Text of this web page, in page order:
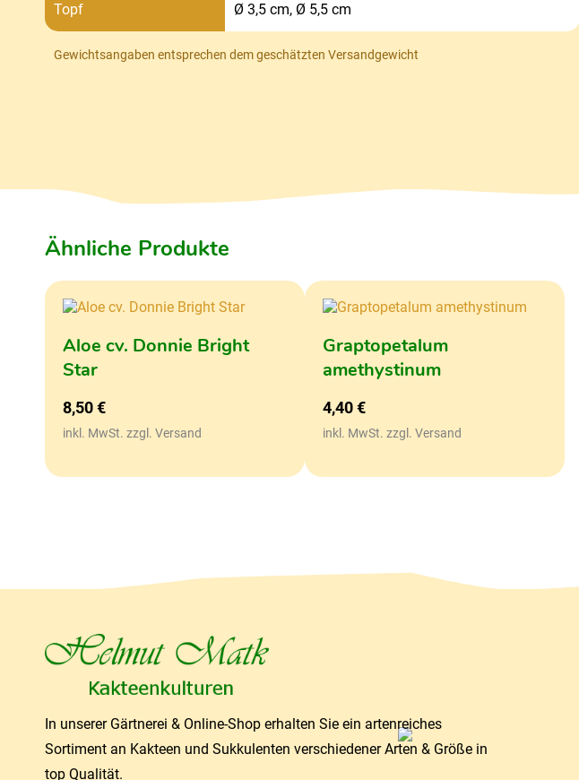
Topf Ø 3,5 cm, Ø 5,5 cm
Gewichtsangaben entsprechen dem geschätzten Versandgewicht
Ähnliche Produkte
Aloe cv. Donnie Bright
Star
8,50€
inkl. MwSt. zzgl. Versand
Graptopetalum
amethystinum
4,40€
inkl. MwSt. zzgl. Versand
In unserer Gärtnerei & Online-Shop erhalten Sie ein artenreiches
Sortiment an Kakteen und Sukkulenten verschiedener Arten & Größe in
top Qualität.